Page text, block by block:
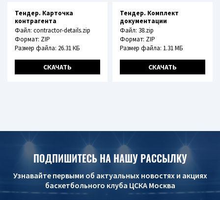
Тендер. Карточка
контрагента
Файл: contractor-details.zip
Формат: ZIP
Размер файла: 26.31 КБ
СКАЧАТЬ
Тендер. Комплект
документации
Файл: 38.zip
Формат: ZIP
Размер файла: 1.31 МБ
СКАЧАТЬ
ПОДПИШИТЕСЬ НА НАШУ РАССЫЛКУ
Узнавайте первыми об актуальных новостях и акциях
баскетбольного клуба ЦСКА Москва